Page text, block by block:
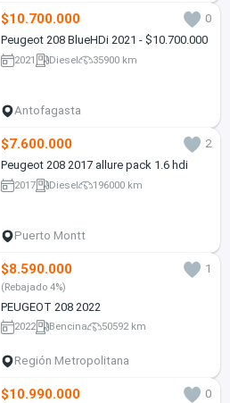
$10.700.000
0
Peugeot 208 BlueHDi 2021 - $10.700.000
2021 Diesel 35900 km
Antofagasta
$7.600.000
2
Peugeot 208 2017 allure pack 1.6 hdi
2017 Diesel 196000 km
Puerto Montt
$8.590.000 1
(Rebajado 4%)
PEUGEOT 208 2022
2022 Bencina 50592 km
Región Metropolitana
$10.990.000
0